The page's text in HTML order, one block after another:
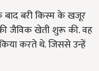
बाद बरी किस्म के खजूर
जैविक खेती शुरू की. वह
करते थे. जिससे उन्हें